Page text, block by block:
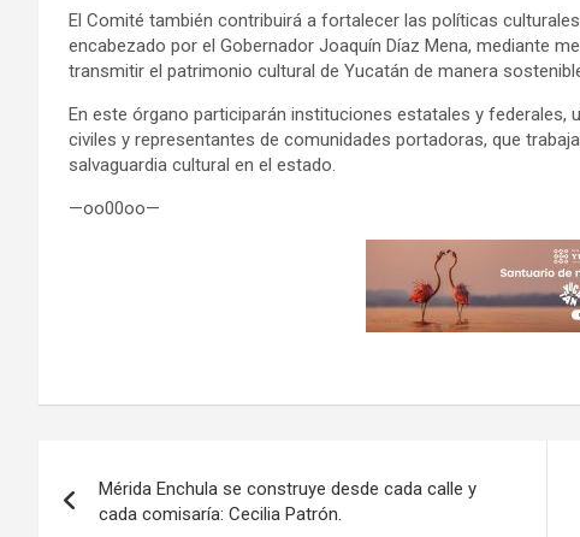
El Comité también contribuirá a fortalecer las políticas
encabezado por el Gobernador Joaquín Díaz Mena, mediante
transmitir el patrimonio cultural de Yucatán de manera
En este órgano participarán instituciones estatales y
civiles y representantes de comunidades portadoras, que
salvaguardia cultural en el estado.
—oo00oo—
de
Mérida Enchula se construye desde cada calle y
cada comisaría: Cecilia Patrón.